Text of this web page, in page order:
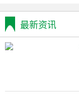
最新资讯